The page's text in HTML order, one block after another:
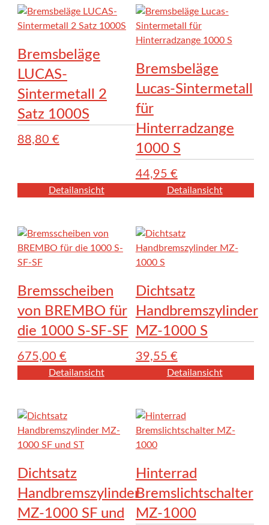
Bremsbeläge
LUCAS-
Sintermetall 2
Satz 1000S
88,80 €
Detailansicht
Bremsbeläge
Lucas-Sintermetall
für
Hinterradzange
1000 S
44,95 €
Detailansicht
Bremsscheiben
von BREMBO für
die 1000 S-SF-SF
675,00 €
Detailansicht
Dichtsatz
Handbremszylinder
MZ-1000 S
39,55 €
Detailansicht
Dichtsatz
Handbremszylinder
MZ-1000 SF und
Hinterrad
Bremslichtschalter
MZ-1000